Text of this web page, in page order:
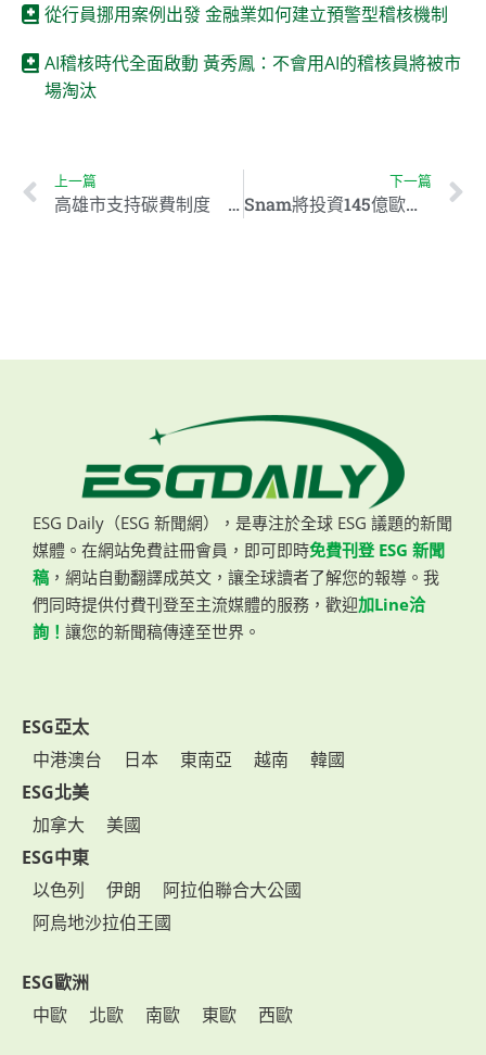
從行員挪用案例出發 金融業如何建立預警型稽核機制
AI稽核時代全面啟動 黃秀鳳：不會用AI的稽核員將被市
場淘汰
上一篇
高雄市支持碳費制度 助推產業轉型與減碳目標
下一篇
Snam將投資145億歐元支持能源轉型 迎接氫氣與生質甲烷配送
ESG Daily（ESG 新聞網），是專注於全球 ESG 議題的新聞
媒體。在網站免費註冊會員，即可即時免費刊登 ESG 新聞
稿 ，網站自動翻譯成英文，讓全球讀者了解您的報導。我
們同時提供付費刊登至主流媒體的服務，歡迎加Line洽
詢！ 讓您的新聞稿傳達至世界。
ESG亞太
中港澳台
日本 東南亞 越南
韓國
ESG北美
加拿大
美國
ESG中東
以色列
伊朗
阿拉伯聯合大公國
阿烏地沙拉伯王國
ESG歐洲
中歐
北歐 南歐 東歐 西歐